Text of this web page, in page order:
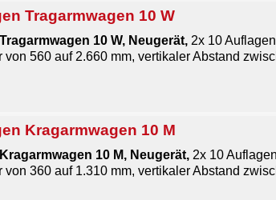
Tragarmwagen 10 W
10 W, Neugerät, 2x 10
von 560 auf 2.660 mm, vertikaler Abstand
Kragarmwagen 10 M
10 M, Neugerät, 2x 10
von 360 auf 1.310 mm, vertikaler Abstand